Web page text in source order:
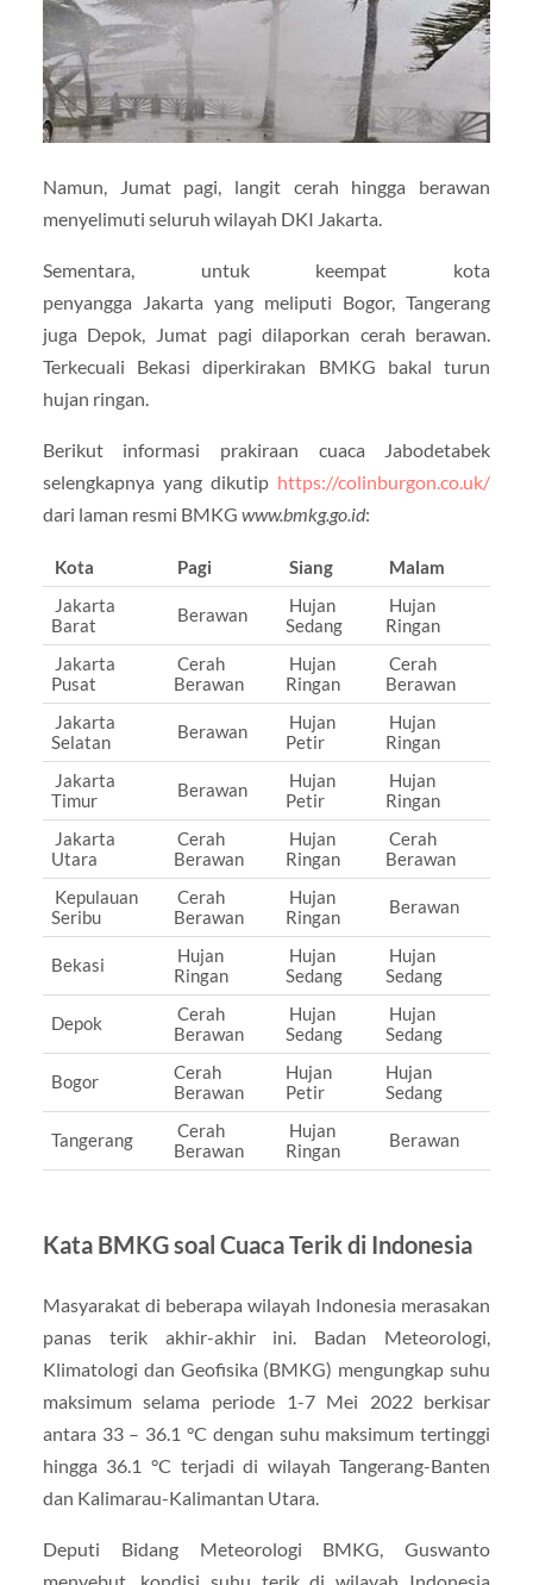
Namun, Jumat pagi, langit cerah hingga berawan
menyelimuti seluruh wilayah DKI Jakarta.
Sementara, untuk keempat kota
penyangga Jakarta yang meliputi Bogor, Tangerang
juga Depok, Jumat pagi dilaporkan cerah berawan.
Terkecuali Bekasi diperkirakan BMKG bakal turun
hujan ringan.
Berikut informasi prakiraan cuaca Jabodetabek
selengkapnya yang dikutip https://colinburgon.co.uk/
dari laman resmi BMKG www.bmkg.go.id:
Kota Pagi Siang
Malam
Jakarta
Barat
Berawan
Hujan
Sedang
Hujan
Ringan
Jakarta
Pusat
Cerah
Berawan
Hujan
Ringan
Cerah
Berawan
Jakarta
Selatan
Berawan
Hujan
Petir
Hujan
Ringan
Jakarta
Timur
Berawan
Hujan
Petir
Hujan
Ringan
Jakarta
Utara
Cerah
Berawan
Hujan
Ringan
Cerah
Berawan
Kepulauan
Seribu
Cerah
Berawan
Hujan
Ringan
Berawan
Bekasi
Hujan
Ringan
Hujan
Sedang
Hujan
Sedang
Depok
Cerah
Berawan
Hujan
Sedang
Hujan
Sedang
Bogor
Cerah
Berawan
Hujan
Petir
Hujan
Sedang
Tangerang
Cerah
Berawan
Hujan
Ringan
Berawan
Kata BMKG soal Cuaca Terik di Indonesia
Masyarakat di beberapa wilayah Indonesia merasakan
panas terik akhir-akhir ini. Badan Meteorologi,
Klimatologi dan Geofisika (BMKG) mengungkap suhu
maksimum selama periode 1-7 Mei 2022 berkisar
antara 33 – 36.1 °C dengan suhu maksimum tertinggi
hingga 36.1 °C terjadi di wilayah Tangerang-Banten
dan Kalimarau-Kalimantan Utara.
Deputi Bidang Meteorologi BMKG, Guswanto